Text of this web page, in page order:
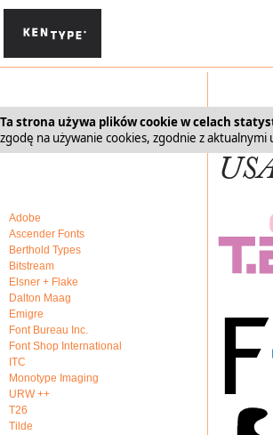
Ta strona używa plików cookie w celach
zgodę na używanie cookies, zgodnie z
Adobe
Ascender Fonts
Berthold Types
Bitstream
Elsner + Flake
Dalton Maag
Emigre
Font Bureau Inc.
Font Shop International
ITC
Monotype Imaging
URW ++
T26
Tilde